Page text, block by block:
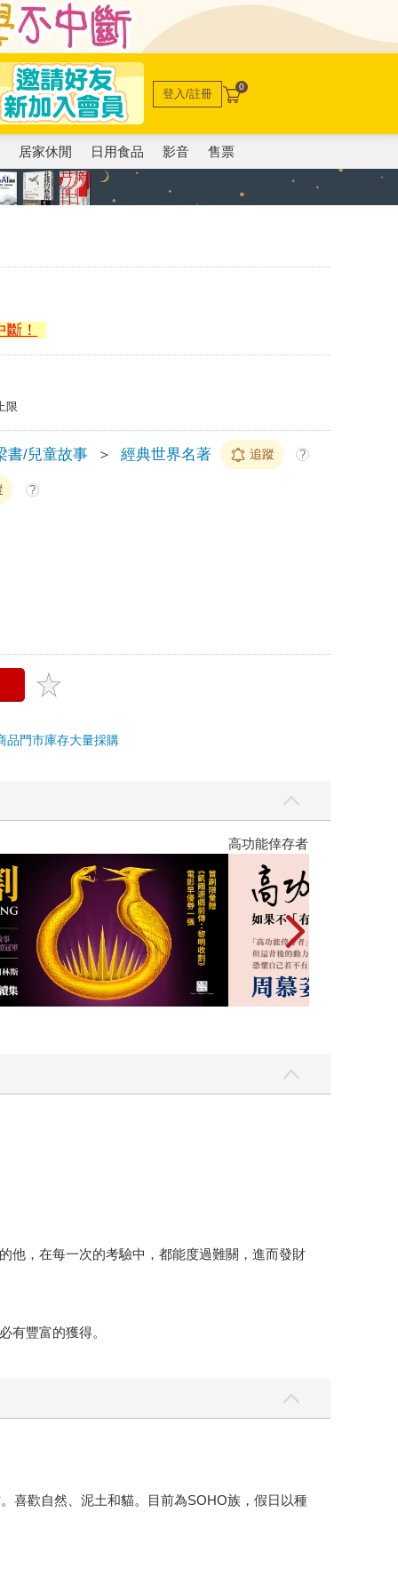
登入/註冊 0
居家休閒 日用食品 影音 售票
！
限
書/兒童故事 ＞ 經典世界名著 追蹤 ?
?
品門市庫存大量採購
遠流童書展75折
他，在每一次的考驗中，都能度過難關，進而發財
有豐富的獲得。
喜歡自然、泥土和貓。目前為SOHO族，假日以種